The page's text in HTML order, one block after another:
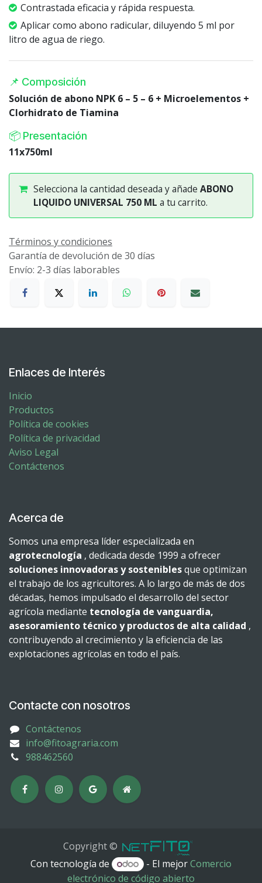
Contrastada eficacia y rápida respuesta.
Aplicar como abono radicular, diluyendo 5 ml por
litro de agua de riego.
📌 Composición
Solución de abono NPK 6 – 5 – 6 + Microelementos +
Clorhidrato de Tiamina
📦 Presentación
11x750ml
Selecciona la cantidad deseada y añade ABONO
LIQUIDO UNIVERSAL 750 ML a tu carrito.
Términos y condiciones
Garantía de devolución de 30 días
Envío: 2-3 días laborables
Enlaces de Interés
Inicio
Productos
Política de cookies
Política de privacidad
Aviso Legal
Contáctenos
Acerca de
Somos una empresa líder especializada en
agrotecnología , dedicada desde 1999 a ofrecer
soluciones innovadoras y sosteniblesque optimizan
el trabajo de los agricultores. A lo largo de más de dos
décadas, hemos impulsado el desarrollo del sector
agrícola mediante tecnología de vanguardia,
asesoramiento técnico y productos de alta calidad ,
contribuyendo al crecimiento y la eficiencia de las
explotaciones agrícolas en todo el país.
Contacte con nosotros
Contáctenos
info@fitoagraria.com
988462560
Copyright ©
Con tecnología de
- El mejorComercio
electrónico de código abierto